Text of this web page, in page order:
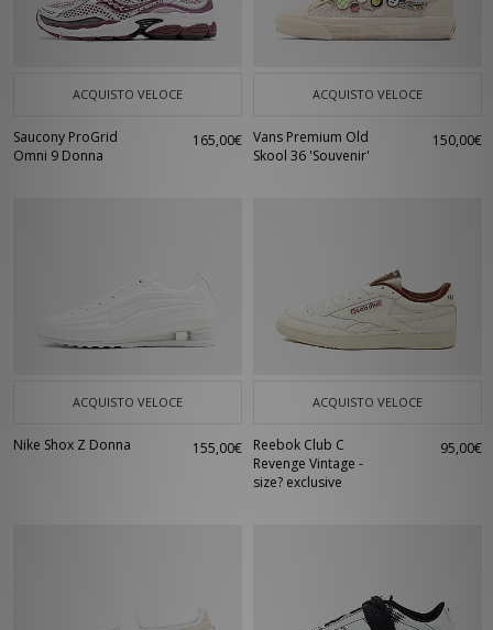
ACQUISTO VELOCE
Saucony ProGrid
Omni 9 Donna
165,00€
ACQUISTO VELOCE
Vans Premium Old
Skool 36 'Souvenir'
150,00€
ACQUISTO VELOCE
Nike Shox Z Donna 155,00€
ACQUISTO VELOCE
Reebok Club C
Revenge Vintage -
size? exclusive
95,00€